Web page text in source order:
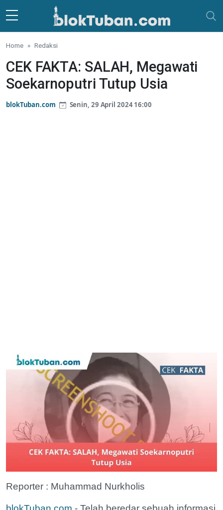
Skip to main content
Home Redaksi
CEK FAKTA: SALAH, Megawati
Soekarnoputri Tutup Usia
blokTuban.com Senin, 29 April 2024 16:00
Reporter : Muhammad Nurkholis